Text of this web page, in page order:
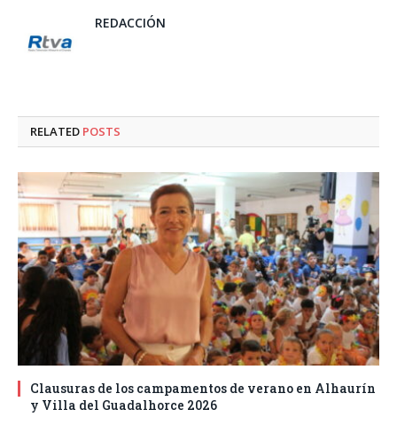
REDACCIÓN
RELATED POSTS
Clausuras de los campamentos de verano en Alhaurín
y Villa del Guadalhorce 2026